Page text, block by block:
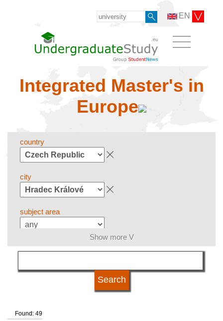
EN
Integrated Master's in
Europe
country
city
subject area
language
university status
Show more V
Found: 49